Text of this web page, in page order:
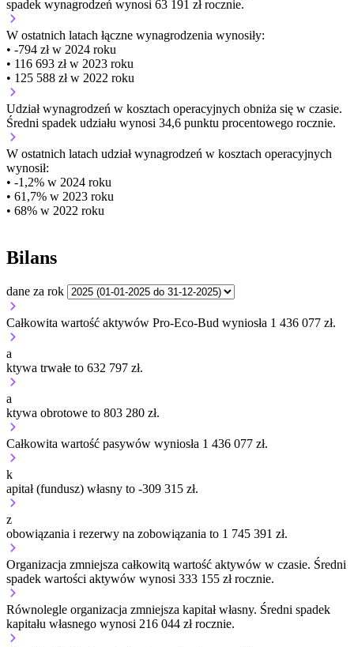
spadek wynagrodzeń wynosi 63 191 zł rocznie.
W ostatnich latach łączne wynagrodzenia wynosiły:
• -794 zł w 2024 roku
• 116 693 zł w 2023 roku
• 125 588 zł w 2022 roku
Udział wynagrodzeń w kosztach operacyjnych obniża się w czasie.
Średni spadek udziału wynosi 34,6 punktu procentowego rocznie.
W ostatnich latach udział wynagrodzeń w kosztach operacyjnych
wynosił:
• -1,2% w 2024 roku
• 61,7% w 2023 roku
• 68% w 2022 roku
Bilans
dane za rok
Całkowita wartość aktywów Pro-Eco-Bud wyniosła 1 436 077 zł.
a
ktywa trwałe to 632 797 zł.
a
ktywa obrotowe to 803 280 zł.
Całkowita wartość pasywów wyniosła 1 436 077 zł.
k
apitał (fundusz) własny to -309 315 zł.
z
obowiązania i rezerwy na zobowiązania to 1 745 391 zł.
Organizacja zmniejsza całkowitą wartość aktywów w czasie. Średni
spadek wartości aktywów wynosi 333 155 zł rocznie.
Równolegle organizacja zmniejsza kapitał własny. Średni spadek
kapitału własnego wynosi 216 044 zł rocznie.